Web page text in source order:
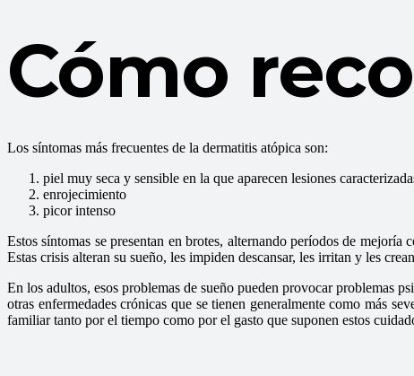
Cómo
Los síntomas más frecuentes de la dermatitis atópica son:
piel muy seca y sensible en la que aparecen lesiones
enrojecimiento
picor intenso
Estos síntomas se presentan en brotes, alternando períodos de
Estas crisis alteran su sueño, les impiden descansar, les irritan y les
En los adultos, esos problemas de sueño pueden provocar problemas
otras enfermedades crónicas que se tienen generalmente como más
familiar tanto por el tiempo como por el gasto que suponen estos